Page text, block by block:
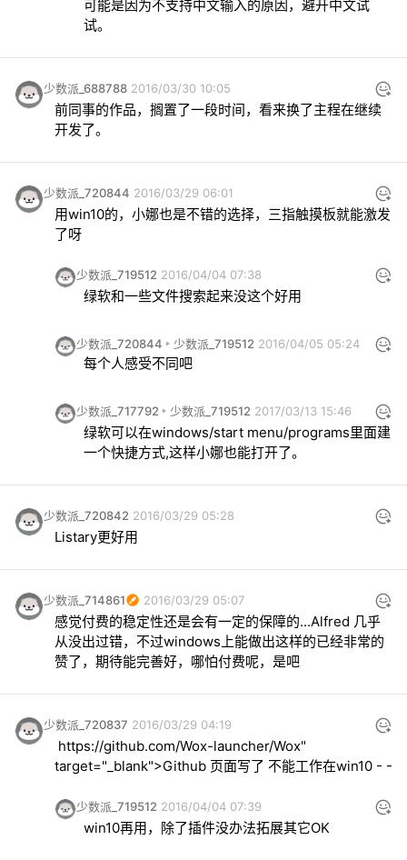
可能是因为不支持中文输入的原因，避开中文试
试。
少数派_688788 2016/03/30 10:05
前同事的作品，搁置了一段时间，看来换了主程在继续
开发了。
少数派_720844 2016/03/29 06:01
用win10的，小娜也是不错的选择，三指触摸板就能激发
了呀
少数派_719512 2016/04/04 07:38
绿软和一些文件搜索起来没这个好用
少数派_720844 少数派_719512 2016/04/05 05:24
每个人感受不同吧
少数派_717792 少数派_719512 2017/03/13 15:46
绿软可以在windows/start menu/programs里面建
一个快捷方式,这样小娜也能打开了。
少数派_720842 2016/03/29 05:28
Listary更好用
少数派_714861 2016/03/29 05:07
感觉付费的稳定性还是会有一定的保障的...Alfred 几乎
从没出过错，不过windows上能做出这样的已经非常的
赞了，期待能完善好，哪怕付费呢，是吧
少数派_720837 2016/03/29 04:19
https://github.com/Wox-launcher/Wox"
target="_blank">Github 页面写了 不能工作在win10 - -
少数派_719512 2016/04/04 07:39
win10再用，除了插件没办法拓展其它OK